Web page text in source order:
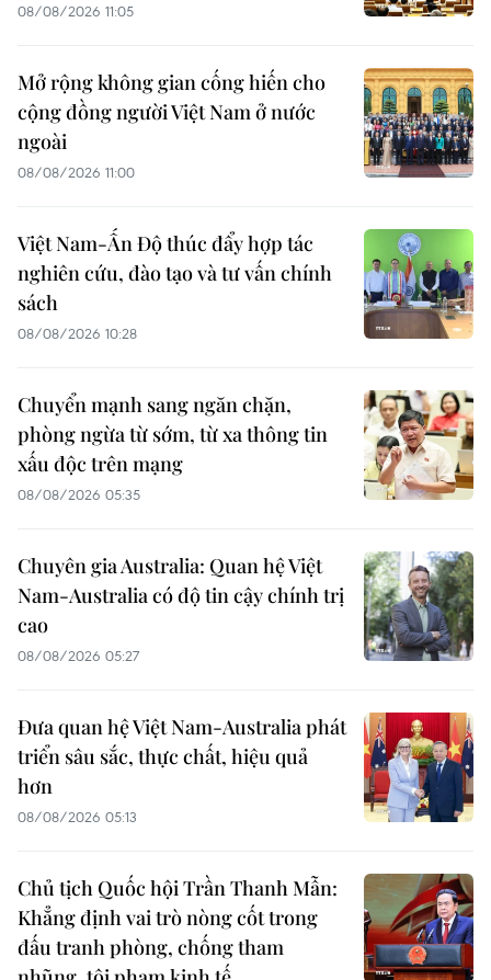
08/08/2026 11:05
Mở rộng không gian cống hiến cho
cộng đồng người Việt Nam ở nước
ngoài
08/08/2026 11:00
Việt Nam-Ấn Độ thúc đẩy hợp tác
nghiên cứu, đào tạo và tư vấn chính
sách
08/08/2026 10:28
Chuyển mạnh sang ngăn chặn,
phòng ngừa từ sớm, từ xa thông tin
xấu độc trên mạng
08/08/2026 05:35
Chuyên gia Australia: Quan hệ Việt
Nam-Australia có độ tin cậy chính trị
cao
08/08/2026 05:27
Đưa quan hệ Việt Nam-Australia phát
triển sâu sắc, thực chất, hiệu quả
hơn
08/08/2026 05:13
Chủ tịch Quốc hội Trần Thanh Mẫn:
Khẳng định vai trò nòng cốt trong
đấu tranh phòng, chống tham